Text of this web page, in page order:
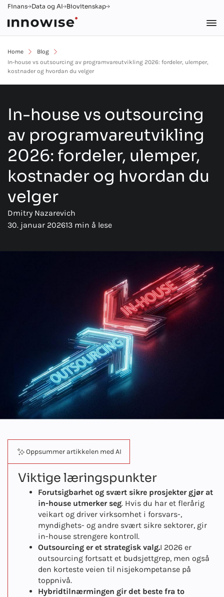
Finans Data og AI Biovitenskap
Home
Blog
In-house vs outsourcing av programvareutvikling 2026: fordeler, ulemper,
kostnader og hvordan du velger
In-house vs outsourcing
av programvareutvikling
2026: fordeler, ulemper,
kostnader og hvordan du
velger
Dmitry Nazarevich
30. januar 202613 min å lese
Oppsummer artikkelen med AI
Viktige læringspunkter
Forutsigbarhet og svært sikre prosjekter gjør at
in-house utmerker seg. Hvis du har et flerårig
veikart og driver virksomhet i forsvars-,
myndighets- og andre svært sikre sektorer, gir
in-house strengere kontroll.
Outsourcing er et strategisk valg.I 2026 er
outsourcing fortsatt et budsjettgrep, men også
den korteste veien til nisjekompetanse på
toppnivå.
Hybridtilnærmingen gir det beste fra to